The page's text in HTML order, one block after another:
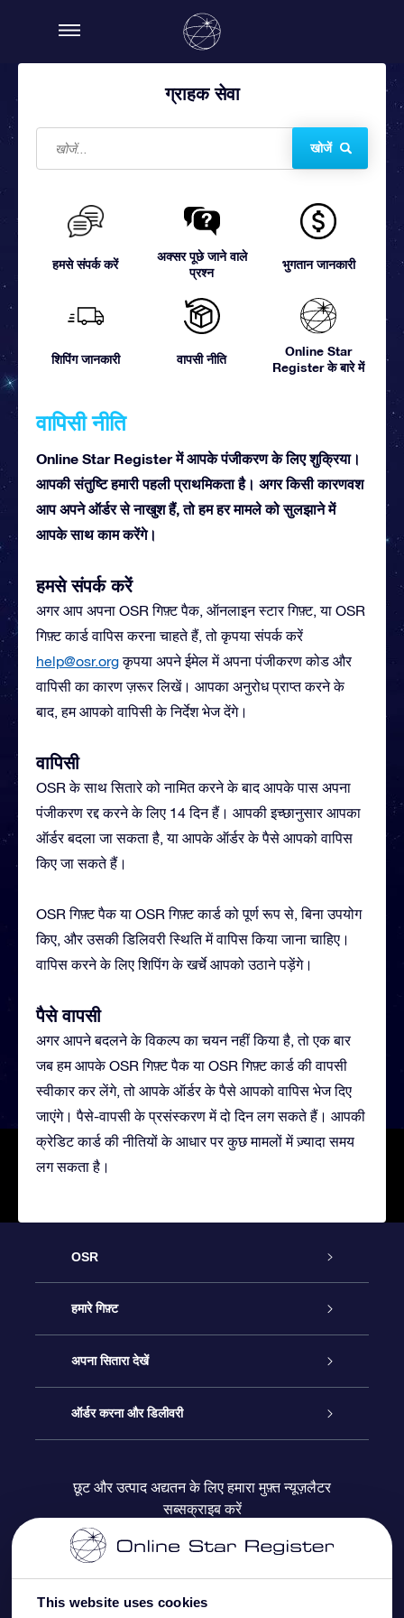
This website uses cookies
ग्राहक सेवा
खोजें
हमसे संपर्क करें
अक्सर पूछे जाने वाले
प्रश्न
भुगतान जानकारी
शिपिंग जानकारी वापसी नीति
Online Star
Register के बारे में
वापिसी नीति
Online Star Register में आपके पंजीकरण के लिए शुक्रिया।
आपकी संतुष्टि हमारी पहली प्राथमिकता है। अगर किसी कारणवश
आप अपने ऑर्डर से नाखुश हैं, तो हम हर मामले को सुलझाने में
आपके साथ काम करेंगे।
हमसे संपर्क करें
अगर आप अपना OSR गिफ़्ट पैक, ऑनलाइन स्टार गिफ़्ट, या OSR
गिफ़्ट कार्ड वापिस करना चाहते हैं, तो कृपया संपर्क करें
help@osr.orgकृपया अपने ईमेल में अपना पंजीकरण कोड और
वापिसी का कारण ज़रूर लिखें। आपका अनुरोध प्राप्त करने के
बाद, हम आपको वापिसी के निर्देश भेज देंगे।
वापिसी
OSR के साथ सितारे को नामित करने के बाद आपके पास अपना
पंजीकरण रद्द करने के लिए 14 दिन हैं। आपकी इच्छानुसार आपका
ऑर्डर बदला जा सकता है, या आपके ऑर्डर के पैसे आपको वापिस
किए जा सकते हैं।
OSR गिफ़्ट पैक या OSR गिफ़्ट कार्ड को पूर्ण रूप से, बिना उपयोग
किए, और उसकी डिलिवरी स्थिति में वापिस किया जाना चाहिए।
वापिस करने के लिए शिपिंग के खर्चे आपको उठाने पड़ेंगे।
पैसे वापसी
अगर आपने बदलने के विकल्प का चयन नहीं किया है, तो एक बार
जब हम आपके OSR गिफ़्ट पैक या OSR गिफ़्ट कार्ड की वापसी
स्वीकार कर लेंगे, तो आपके ऑर्डर के पैसे आपको वापिस भेज दिए
जाएंगे। पैसे-वापसी के प्रसंस्करण में दो दिन लग सकते हैं। आपकी
क्रेडिट कार्ड की नीतियों के आधार पर कुछ मामलों में ज़्यादा समय
लग सकता है।
OSR
ग्राहक सेवा
हमसे संपर्क करें
ब्लॉग
हमारे गिफ़्ट
ऑनलाइन स्टार गिफ़्ट
OSR गिफ़्ट पैक
कॉर्पोरेट उपहार
अपना सितारा देखें
स्टार रजिस्टर
स्टार पेज को अपनी पसंद के मुताबिक तैयार करें
वन मिलियन स्टार्स
ऑर्डर करना और डिलीवरी
भुगतान जानकारी
शिपिंग जानकारी
छूट और उत्पाद अद्यतन के लिए हमारा मुफ़्त न्यूज़लैटर
सब्सक्राइब करें